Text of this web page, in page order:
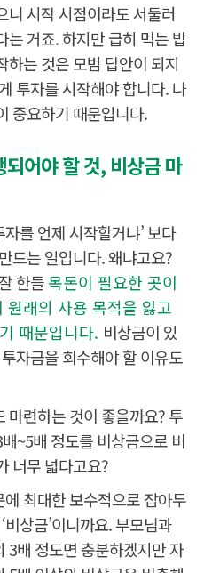
니 시작 시점이라도 서둘러
는 거죠. 하지만 급히 먹는 밥
하는 것은 모범 답안이 되지
투자를 시작해야 합니다. 나
중요하기 때문입니다.
어야 할 것, 비상금 마
자를 언제 시작할거냐’ 보다
드는 일입니다. 왜냐고요?
한들목돈이 필요한 곳이
원래의 사용 목적을 잃고
때문입니다. 비상금이 있
자금을 회수해야 할 이유도
마련하는 것이 좋을까요? 투
~5배 정도를 비상금으로 비
너무 넓다고요?
최대한 보수적으로 잡아두
상금’이니까요. 부모님과
3배 정도면 충분하겠지만 자